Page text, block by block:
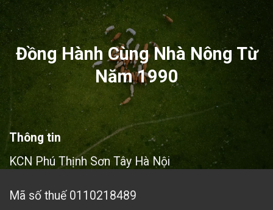
Đồng Hành Cùng Nhà Nông Từ
Năm 1990
Thông tin
KCN Phú Thịnh Sơn Tây Hà Nội
Mã số thuế 0110218489